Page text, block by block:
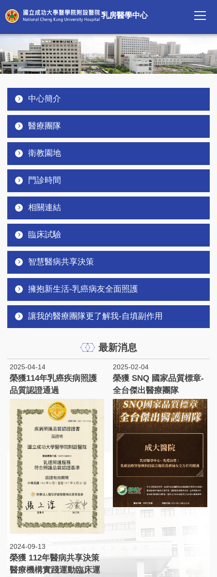
到
要
容
區
乳房醫學中心
中心簡介
醫療團隊
衛教園地
門診時間
相關連結
臨床試驗
智慧醫病共享決策
擁抱新生活-乳癌病友全面照護
讓我的醫療團隊更了解我-自填副作用
最新消息
2025-04-14
榮獲114年乳癌疾病照護
品質認證通過
2025-02-04
榮獲 SNQ 國家品質標章-
全台傑出醫療團隊
2024-09-13
榮獲 112年醫病共享決策
醫療機構實踐運動臨床運